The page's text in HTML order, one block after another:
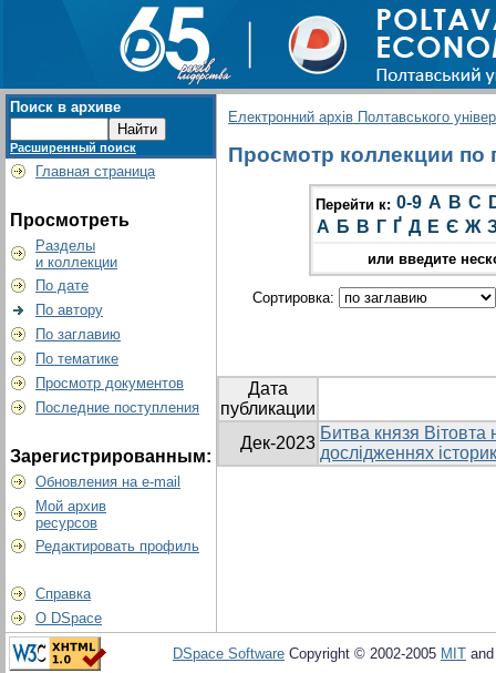
Поиск в архиве
Расширенный поиск
Главная страница
Просмотреть
Разделы
и коллекции
По дате
По автору
По заглавию
По тематике
Просмотр документов
Последние поступления
Зарегистрированным:
Обновления на e-mail
Мой архив
ресурсов
Редактировать профиль
Справка
О DSpace
Електронний архів Полтавського
Просмотр коллекции по
Перейти к: 0-9 A B C
А Б В Г Ґ Д Е Є Ж
или введите
Сортировка:
Дата
публикации
Дек-2023
Битва князя Вітовта
дослідженнях
DSpace Software Copyright © 2002-2005 MIT